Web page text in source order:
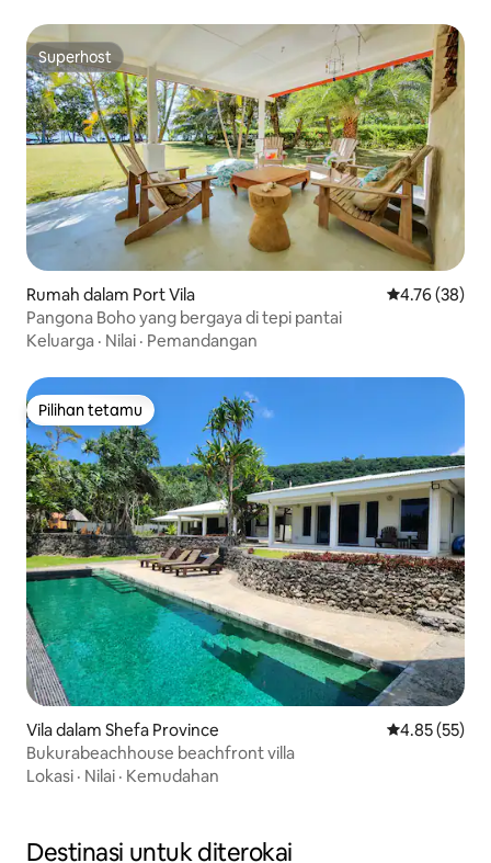
Superhost
Superhost
Rumah dalam Port Vila Penarafan
4.76 (38)
Pangona Boho yang bergaya di tepi pantai
Keluarga · Nilai · Pemandangan
Pilihan tetamu
Pilihan tetamu
Vila dalam Shefa Province Penarafan
4.85 (55)
Bukurabeachhouse beachfront villa
Lokasi · Nilai · Kemudahan
Destinasi untuk diterokai